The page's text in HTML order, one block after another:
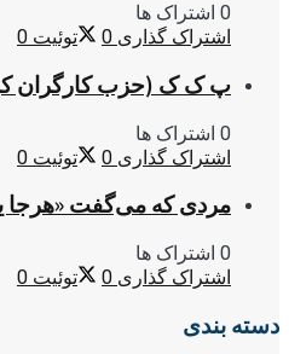
0 اشتراک ها
اشتراک گذاری 0 توئیت 0
پ ک ک (حزب کارگران
0 اشتراک ها
اشتراک گذاری 0 توئیت 0
مردی که می‌گفت «هرجا
0 اشتراک ها
اشتراک گذاری 0 توئیت 0
دسته بندی